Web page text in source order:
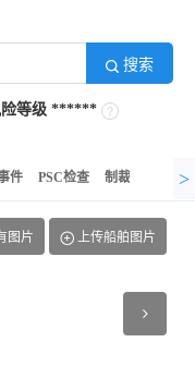
搜索
等级 ******
件 PSC检查 制裁记录 异
>
图片 上传船舶图片